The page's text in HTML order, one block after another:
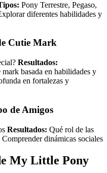
Pony Terrestre, Pegaso,
diferentes habilidades y
Cutie Mark
Resultados:
basada en habilidades y
en fortalezas y
de Amigos
Resultados: Qué rol de las
Comprender dinámicas sociales
My Little Pony